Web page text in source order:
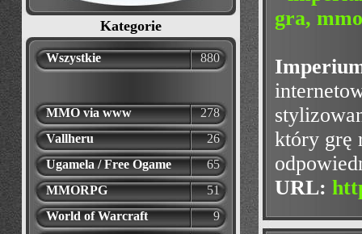
Kategorie
Wszystkie 880
MMO via www
278
Vallheru
26
Ugamela / Free Ogame
65
MMORPG
51
World of Warcraft
9
który grę
URL: